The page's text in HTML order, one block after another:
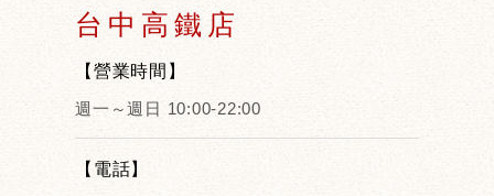
台中高鐵店
【營業時間】
週一～週日 10:00-22:00
【電話】